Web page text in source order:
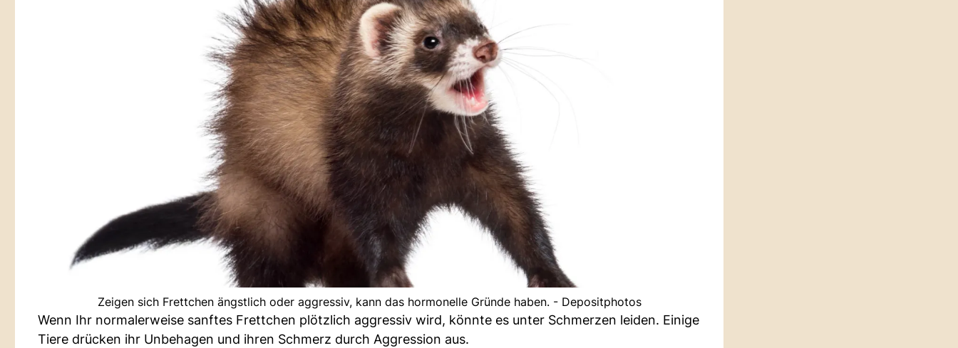
Zeigen sich Frettchen ängstlich oder aggressiv, kann das hormonelle Gründe haben. - Depositphotos
Wenn Ihr normalerweise sanftes Frettchen plötzlich aggressiv wird, könnte es unter Schmerzen leiden. Einige
Tiere drücken ihr Unbehagen und ihren Schmerz durch Aggression aus.